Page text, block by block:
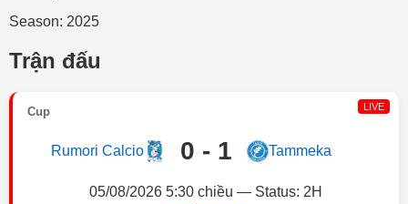
Season: 2025
Trận đấu
Cup LIVE
Rumori Calcio 0 - 1 Tammeka
05/08/2026 5:30 chiều — Status: 2H